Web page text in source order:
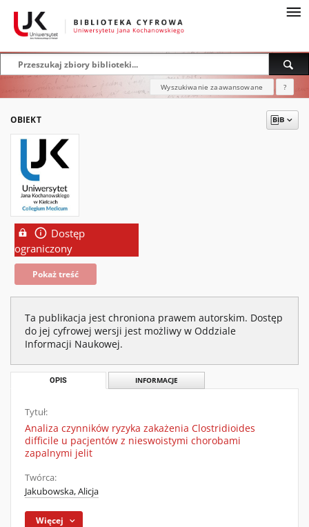
Wyszukiwanie zaawansowane ?
OBIEKT
Dostęp
ograniczony
Pokaż treść
Ta publikacja jest chroniona prawem autorskim. Dostęp
do jej cyfrowej wersji jest możliwy w Oddziale
Informacji Naukowej.
OPIS INFORMACJE
Tytuł:
Analiza czynników ryzyka zakażenia Clostridioides
difficile u pacjentów z nieswoistymi chorobami
zapalnymi jelit
Twórca:
Jakubowska, Alicja
Więcej